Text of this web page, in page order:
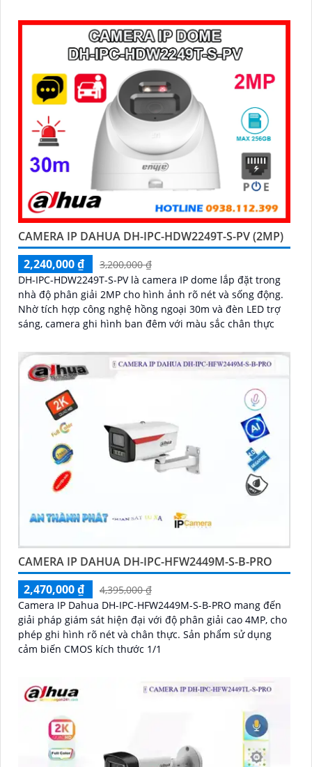
ban đêm hiệu quả
CAMERA IP DAHUA DH-IPC-HDW2249T-S-PV (2MP)
2,240,000 ₫
3,200,000 ₫
DH-IPC-HDW2249T-S-PV là camera IP dome lắp đặt trong
nhà độ phân giải 2MP cho hình ảnh rõ nét và sống động.
Nhờ tích hợp công nghệ hồng ngoại 30m và đèn LED trợ
sáng, camera ghi hình ban đêm với màu sắc chân thực
CAMERA IP DAHUA DH-IPC-HFW2449M-S-B-PRO
2,470,000 ₫
4,395,000 ₫
Camera IP Dahua DH-IPC-HFW2449M-S-B-PRO mang đến
giải pháp giám sát hiện đại với độ phân giải cao 4MP, cho
phép ghi hình rõ nét và chân thực. Sản phẩm sử dụng
cảm biến CMOS kích thước 1/1